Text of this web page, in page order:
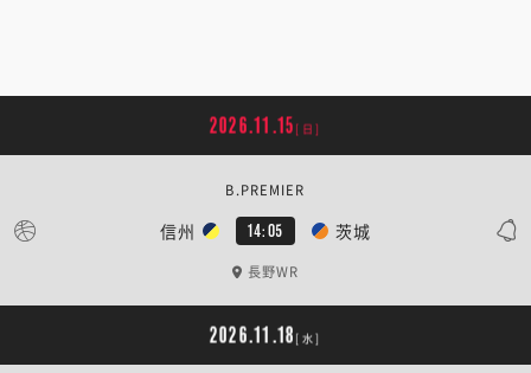
2026.11.15 [日]
信州 14:05 茨城
B.PREMIER
長野WR
2026.11.18 [水]